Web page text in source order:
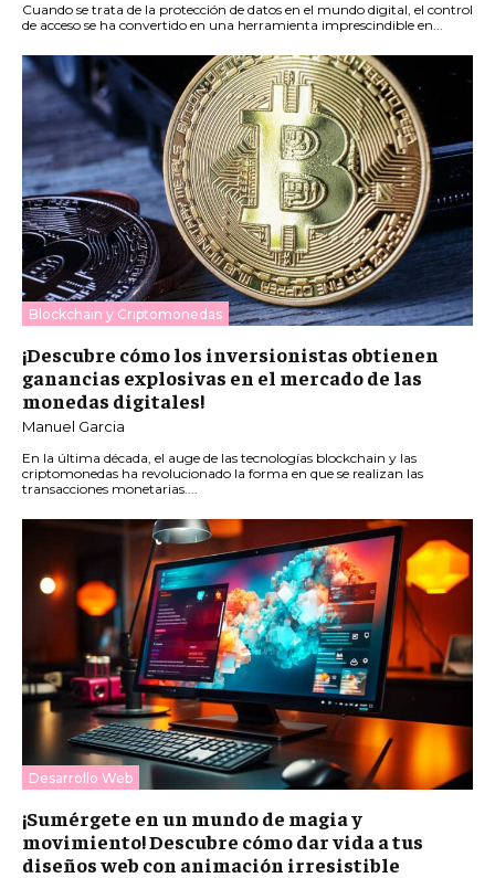
Cuando se trata de la protección de datos en el mundo digital, el control
de acceso se ha convertido en una herramienta imprescindible en...
Blockchain y Criptomonedas
¡Descubre cómo los inversionistas obtienen
ganancias explosivas en el mercado de las
monedas digitales!
Manuel Garcia
En la última década, el auge de las tecnologías blockchain y las
criptomonedas ha revolucionado la forma en que se realizan las
transacciones monetarias....
Desarrollo Web
¡Sumérgete en un mundo de magia y
movimiento! Descubre cómo dar vida a tus
diseños web con animación irresistible